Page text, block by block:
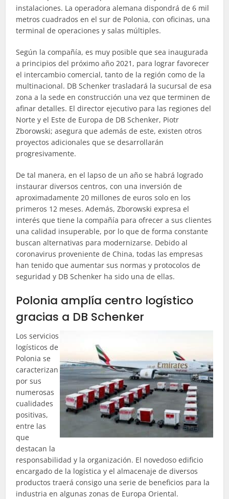
instalaciones. La operadora alemana dispondrá de 6 mil
metros cuadrados en el sur de Polonia, con oficinas, una
terminal de operaciones y salas múltiples.
Según la compañía, es muy posible que sea inaugurada
a principios del próximo año 2021, para lograr favorecer
el intercambio comercial, tanto de la región como de la
multinacional. DB Schenker trasladará la sucursal de esa
zona a la sede en construcción una vez que terminen de
afinar detalles. El director ejecutivo para las regiones del
Norte y el Este de Europa de DB Schenker, Piotr
Zborowski; asegura que además de este, existen otros
proyectos adicionales que se desarrollarán
progresivamente.
De tal manera, en el lapso de un año se habrá logrado
instaurar diversos centros, con una inversión de
aproximadamente 20 millones de euros solo en los
primeros 12 meses. Además, Zborowski expresa el
interés que tiene la compañía para ofrecer a sus clientes
una calidad insuperable, por lo que de forma constante
buscan alternativas para modernizarse. Debido al
coronavirus proveniente de China, todas las empresas
han tenido que aumentar sus normas y protocolos de
seguridad y DB Schenker ha sido una de ellas.
Polonia amplía centro logístico
gracias a DB Schenker
Los servicios
logísticos de
Polonia se
caracterizan
por sus
numerosas
cualidades
positivas,
entre las
que
destacan la
responsabilidad y la organización. El novedoso edificio
encargado de la logística y el almacenaje de diversos
productos traerá consigo una serie de beneficios para la
industria en algunas zonas de Europa Oriental.